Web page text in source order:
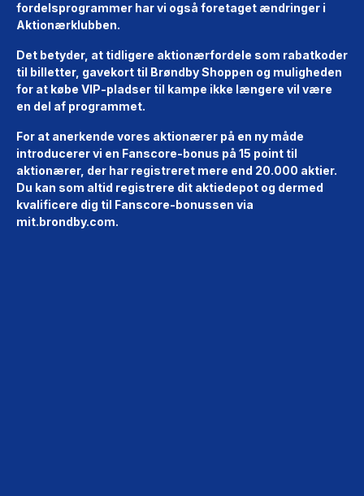
fordelsprogrammer har vi også foretaget ændringer i
Aktionærklubben.
Det betyder, at tidligere aktionærfordele som rabatkoder
til billetter, gavekort til Brøndby Shoppen og muligheden
for at købe VIP-pladser til kampe ikke længere vil være
en del af programmet.
For at anerkende vores aktionærer på en ny måde
introducerer vi en Fanscore-bonus på 15 point til
aktionærer, der har registreret mere end 20.000 aktier.
Du kan som altid registrere dit aktiedepot og dermed
kvalificere dig til Fanscore-bonussen via
mit.brondby.com.